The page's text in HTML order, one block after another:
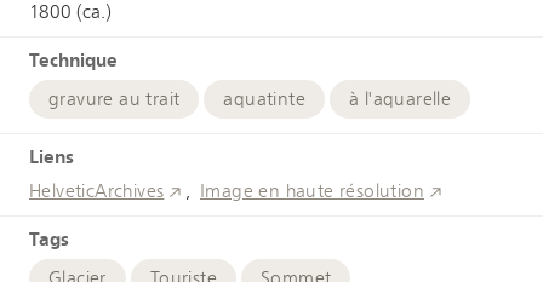
1800 (ca.)
Technique
gravure au trait aquatinte à l'aquarelle
Liens
HelveticArchives Image en haute résolution
Tags